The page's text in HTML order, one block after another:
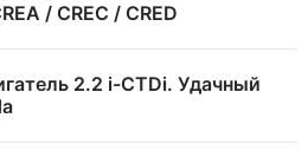
/ CREC / CRED
2.2 i-CTDi. Удачный